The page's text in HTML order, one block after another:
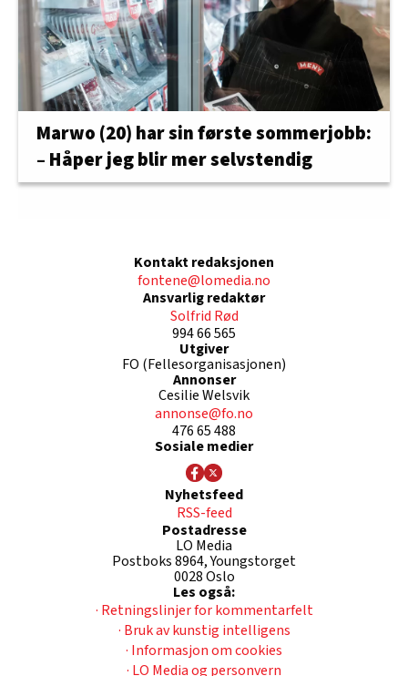
Marwo (20) har sin første sommerjobb:
– Håper jeg blir mer selvstendig
Kontakt redaksjonen
fontene@lomedia.no
Ansvarlig redaktør
Solfrid Rød
994 66 565
Utgiver
FO (Fellesorganisasjonen)
Annonser
Cesilie Welsvik
annonse@fo.no
476 65 488
Sosiale medier
Nyhetsfeed
RSS-feed
Postadresse
LO Media
Postboks 8964, Youngstorget
0028 Oslo
Les også:
· Retningslinjer for kommentarfelt
· Bruk av kunstig intelligens
· Informasjon om cookies
· LO Media og personvern